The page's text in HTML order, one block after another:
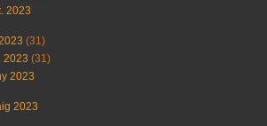
2023
(31)
2023 (31)
2023
2023